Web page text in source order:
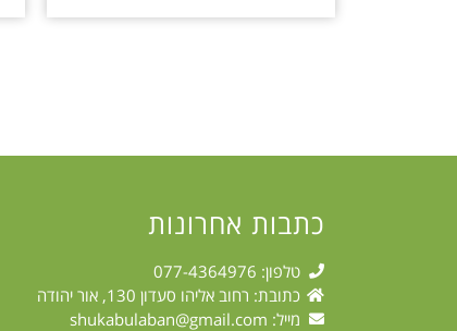
כתבות אחרונות
טלפון: 077-4364976
כתובת: רחוב אליהו סעדון 130, אור יהודה
מייל: shukabulaban@gmail.com